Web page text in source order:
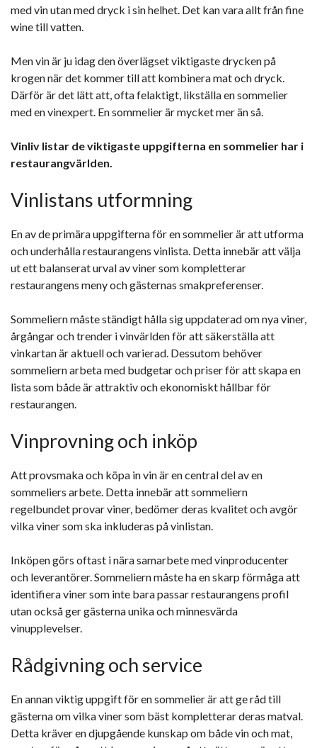
med vin utan med dryck i sin helhet. Det kan vara allt från fine
wine till vatten.
Men vin är ju idag den överlägset viktigaste drycken på
krogen när det kommer till att kombinera mat och dryck.
Därför är det lätt att, ofta felaktigt, likställa en sommelier
med en vinexpert. En sommelier är mycket mer än så.
Vinliv listar de viktigaste uppgifterna en sommelier har i
restaurangvärlden.
Vinlistans utformning
En av de primära uppgifterna för en sommelier är att utforma
och underhålla restaurangens vinlista. Detta innebär att välja
ut ett balanserat urval av viner som kompletterar
restaurangens meny och gästernas smakpreferenser.
Sommeliern måste ständigt hålla sig uppdaterad om nya viner,
årgångar och trender i vinvärlden för att säkerställa att
vinkartan är aktuell och varierad. Dessutom behöver
sommeliern arbeta med budgetar och priser för att skapa en
lista som både är attraktiv och ekonomiskt hållbar för
restaurangen.
Vinprovning och inköp
Att provsmaka och köpa in vin är en central del av en
sommeliers arbete. Detta innebär att sommeliern
regelbundet provar viner, bedömer deras kvalitet och avgör
vilka viner som ska inkluderas på vinlistan.
Inköpen görs oftast i nära samarbete med vinproducenter
och leverantörer. Sommeliern måste ha en skarp förmåga att
identifiera viner som inte bara passar restaurangens profil
utan också ger gästerna unika och minnesvärda
vinupplevelser.
Rådgivning och service
En annan viktig uppgift för en sommelier är att ge råd till
gästerna om vilka viner som bäst kompletterar deras matval.
Detta kräver en djupgående kunskap om både vin och mat,